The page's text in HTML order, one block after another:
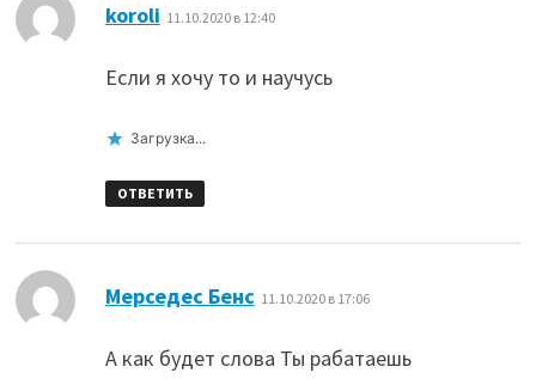
koroli 11.10.2020 в 12:40
Если я хочу то и научусь
Загрузка...
ОТВЕТИТЬ
Мерседес Бенс 11.10.2020 в 17:06
А как будет слова Ты рабатаешь